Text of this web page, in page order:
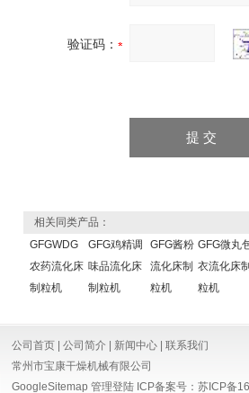
验证码：
相关同类产品：
GFGWDG
农药流化床
制粒机
GFG鸡精调
味品流化床
制粒机
GFG酱粉
流化床制
粒机
GFG微丸
衣流化床
粒机
公司首页 公司简介 新闻中心
联系我们
常州市宝康干燥机械有限公司
GoogleSitemap 管理登陆 ICP备案号： 苏ICP备